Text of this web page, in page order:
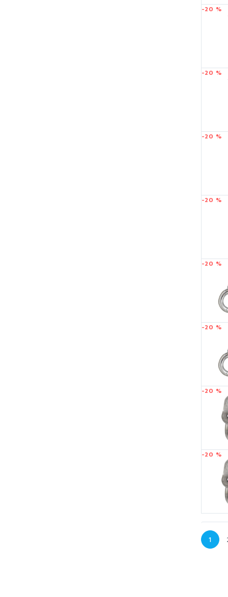
-20 %
-20 %
-20 %
-20 %
-20 %
-20 %
-20 %
-20 %
1